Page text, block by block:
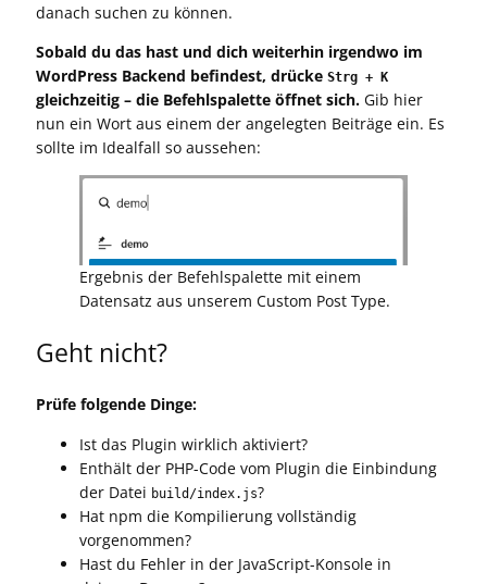
danach suchen zu können.
Sobald du das hast und dich weiterhin irgendwo im
WordPress Backend befindest, drückeStrg + K
gleichzeitig – die Befehlspalette öffnet sich. Gib hier
nun ein Wort aus einem der angelegten Beiträge ein. Es
sollte im Idealfall so aussehen:
Ergebnis der Befehlspalette mit einem
Datensatz aus unserem Custom Post Type.
Geht nicht?
Prüfe folgende Dinge:
Ist das Plugin wirklich aktiviert?
Enthält der PHP-Code vom Plugin die Einbindung
der Datei build/index.js?
Hat npm die Kompilierung vollständig
vorgenommen?
Hast du Fehler in der JavaScript-Konsole in